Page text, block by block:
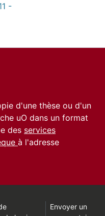
-
d'une thèse ou d'un
uO dans un format
des services
à l'adresse
Envoyer un